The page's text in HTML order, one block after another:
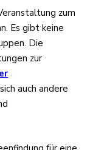
zum
Es gibt keine
Die
zur
auch andere